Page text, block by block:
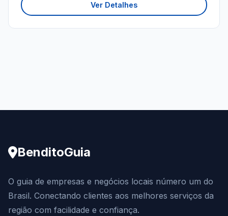
Ver Detalhes
BenditoGuia
O guia de empresas e negócios locais número um do
Brasil. Conectando clientes aos melhores serviços da
região com facilidade e confiança.